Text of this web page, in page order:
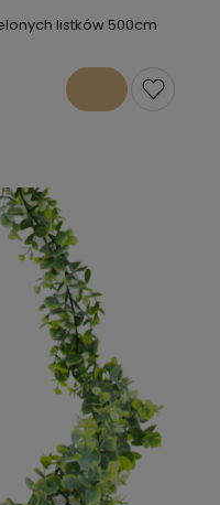
listków 500cm